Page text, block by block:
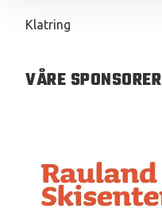
Klatring
VÅRE SPONSORER